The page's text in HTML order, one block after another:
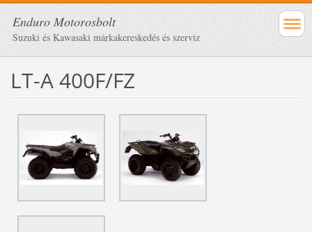
Enduro Motorosbolt
Suzuki és Kawasaki márkakereskedés és szerviz
LT-A 400F/FZ